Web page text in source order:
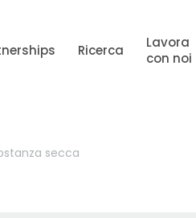
Ricerca
Lavora
con noi
secca